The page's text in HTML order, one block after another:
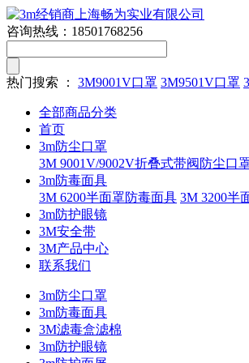
咨询热线： 18501768256
热门搜索 ： 3M9001V口罩 3M9501V口罩
全部商品分类
首页
3m防尘口罩
3M 9001V/9002V折叠式带阀防尘口
3m防毒面具
3M 6200半面罩防毒面具 3M 3200半
3m防护眼镜
3M安全带
3M产品中心
联系我们
3m防尘口罩
3m防毒面具
3M滤毒盒滤棉
3m防护眼镜